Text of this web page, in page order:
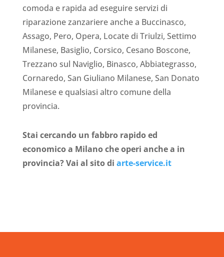
comoda e rapida ad eseguire servizi di
riparazione zanzariere anche a Buccinasco,
Assago, Pero, Opera, Locate di Triulzi, Settimo
Milanese, Basiglio, Corsico, Cesano Boscone,
Trezzano sul Naviglio, Binasco, Abbiategrasso,
Cornaredo, San Giuliano Milanese, San Donato
Milanese e qualsiasi altro comune della
provincia.
Stai cercando un fabbro rapido ed
economico a Milano che operi anche a in
provincia? Vai al sito di arte-service.it